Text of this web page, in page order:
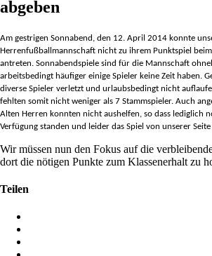
abgeben
Am gestrigen Sonnabend, den 12. April 2014 konnte
Herrenfußballmannschaft nicht zu ihrem Punktspiel
antreten. Sonnabendspiele sind für die Mannschaft
arbeitsbedingt häufiger einige Spieler keine Zeit haben.
diverse Spieler verletzt und urlaubsbedingt nicht
fehlten somit nicht weniger als 7 Stammspieler. Auch
Alten Herren konnten nicht aushelfen, so dass lediglich
Verfügung standen und leider das Spiel von unserer
Wir müssen nun den Fokus auf die
dort die nötigen Punkte zum Klassenerhalt zu
Teilen